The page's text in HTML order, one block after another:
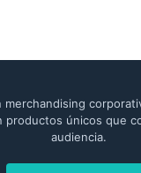
merchandising
productos únicos que
audiencia.